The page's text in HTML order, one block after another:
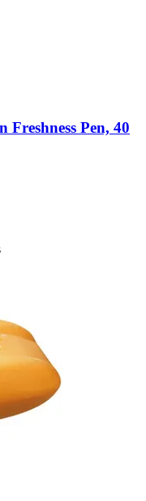
Pen, 40